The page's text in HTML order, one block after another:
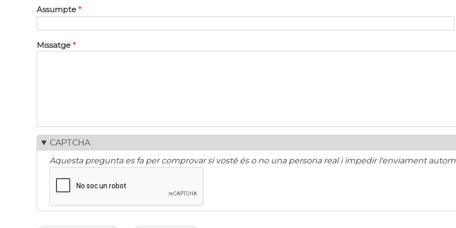
Assumpte
Missatge
CAPTCHA
Aquesta pregunta es fa per comprovar si vosté és o no una persona real i impedir l'enviament